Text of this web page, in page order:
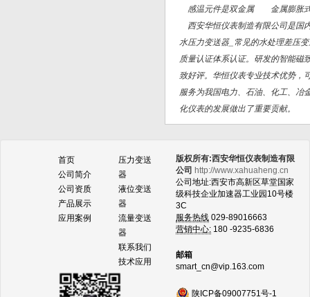
感温元件是双金属 金属膨
西安华恒仪表制造有限公司是国
水压力变送器_常见的水处理差压
质量认证体系认证。研发的智能磁
致好评。华恒仪表专业技术优势，
服务为我国电力、石油、化工、冶
化仪表的发展做出了重要贡献。
首页
公司简介
公司资质
产品展示
应用案例
压力变送
器
液位变送
器
流量变送
器
联系我们
技术应用
版权所有:西安华恒仪表制造有限
公司 http://www.xahuaheng.cn
公司地址:西安市高新区草堂国家
级科技企业加速器工业园10号楼
3C
服务热线 029-89016663
营销中心: 180 -9235-6836
邮箱
smart_cn@vip.163.com
陕ICP备09007751号-1